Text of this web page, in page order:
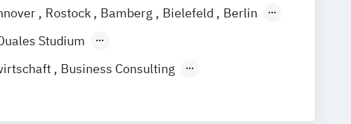
Rostock Bamberg Bielefeld
Berlin
Waldshut
Studium
Präsenzstudium
Business Consulting